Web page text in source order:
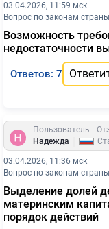
03.04.2026, 11:59 мск
Вопрос по законам
Возможность
недостаточности
Ответов: 7
Пользователь
Надежда
03.04.2026, 11:36 мск
Вопрос по законам
Выделение долей
материнским
порядок действий